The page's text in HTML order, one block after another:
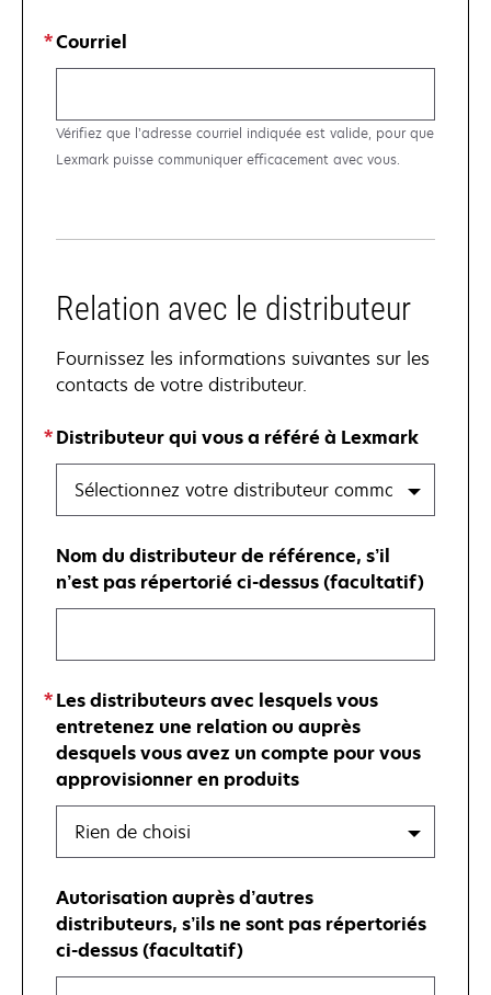
Courriel
Vérifiez que l’adresse courriel indiquée est valide, pour que
Lexmark puisse communiquer efficacement avec vous.
Relation avec le distributeur
Fournissez les informations suivantes sur les
contacts de votre distributeur.
Distributeur qui vous a référé à Lexmark
Sélectionnez votre distributeur commanditaire
Nom du distributeur de référence, s’il
n’est pas répertorié ci-dessus (facultatif)
Les distributeurs avec lesquels vous
entretenez une relation ou auprès
desquels vous avez un compte pour vous
approvisionner en produits
Rien de choisi
Autorisation auprès d’autres
distributeurs, s’ils ne sont pas répertoriés
ci-dessus (facultatif)